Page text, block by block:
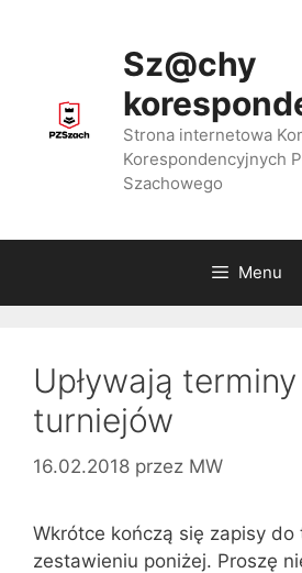
Sz@chy
Strona internetowa
Korespondencyjnych
Szachowego
Menu
Upływają
turniejów
16.02.2018 przez MW
Wkrótce kończą się zapisy do
zestawieniu poniżej. Proszę